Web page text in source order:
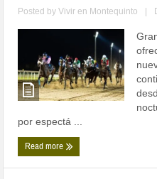
Posted byVivir en Montequinto
por espectá ...
Read more